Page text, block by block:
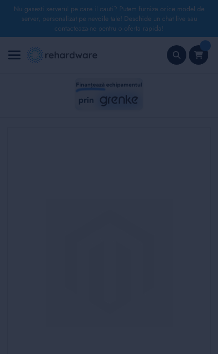
Nu gasesti serverul pe care il cauti? Putem furniza orice model de
server, personalizat pe nevoile tale! Deschide un chat live sau
contacteaza-ne pentru o oferta rapida!
la
Conținut